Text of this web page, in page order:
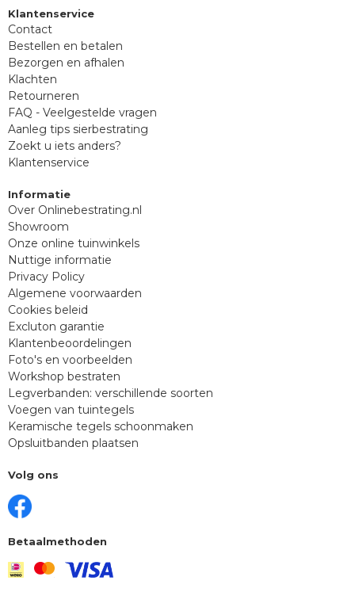
Klantenservice
Contact
Bestellen en betalen
Bezorgen en afhalen
Klachten
Retourneren
FAQ - Veelgestelde vragen
Aanleg tips sierbestrating
Zoekt u iets anders?
Klantenservice
Informatie
Over Onlinebestrating.nl
Showroom
Onze online tuinwinkels
Nuttige informatie
Privacy Policy
Algemene voorwaarden
Cookies beleid
Excluton garantie
Klantenbeoordelingen
Foto's en voorbeelden
Workshop bestraten
Legverbanden: verschillende soorten
Voegen van tuintegels
Keramische tegels schoonmaken
Opsluitbanden plaatsen
Volg ons
Betaalmethoden